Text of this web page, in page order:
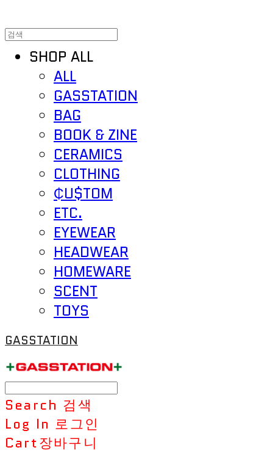
SHOP ALL
ALL
GASSTATION
BAG
BOOK & ZINE
CERAMICS
CLOTHING
₵U$TOM
ETC.
EYEWEAR
HEADWEAR
HOMEWARE
SCENT
TOYS
GASSTATION
Search 검색
Log In 로그인
Cart장바구니